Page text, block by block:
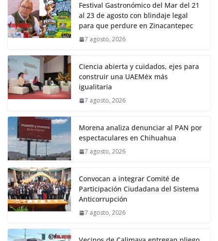
Festival Gastronómico del Mar del 21
al 23 de agosto con blindaje legal
para que perdure en Zinacantepec
7 agosto, 2026
Ciencia abierta y cuidados, ejes para
construir una UAEMéx más
igualitaria
7 agosto, 2026
Morena analiza denunciar al PAN por
espectaculares en Chihuahua
7 agosto, 2026
Convocan a integrar Comité de
Participación Ciudadana del Sistema
Anticorrupción
7 agosto, 2026